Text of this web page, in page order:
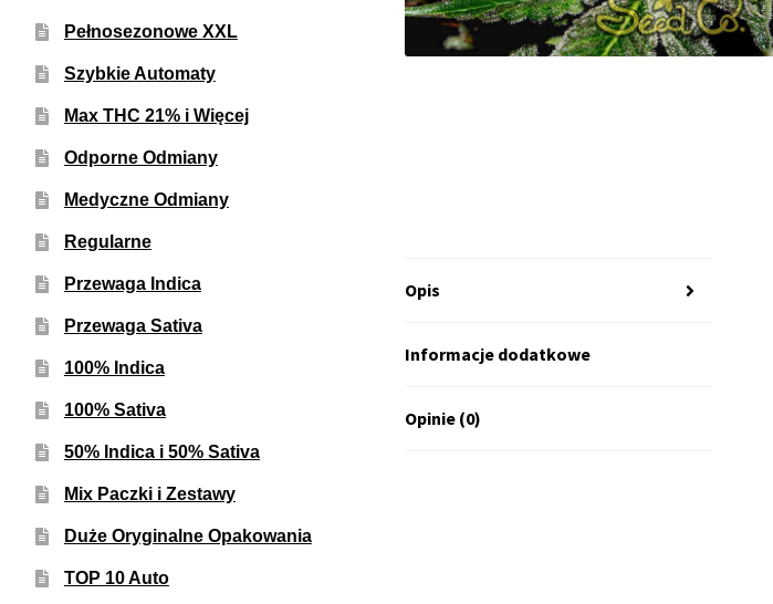
Opis
Informacje dodatkowe
Opinie (0)
Pełnosezonowe XXL
Szybkie Automaty
Max THC 21% i Więcej
Odporne Odmiany
Medyczne Odmiany
Regularne
Przewaga Indica
Przewaga Sativa
100% Indica
100% Sativa
50% Indica i 50% Sativa
Mix Paczki i Zestawy
Duże Oryginalne Opakowania
TOP 10 Auto